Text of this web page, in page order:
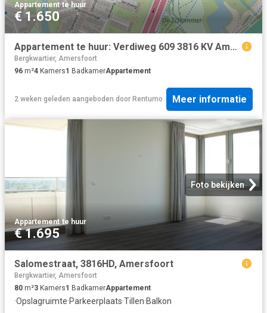
Appartement·te huur
€ 1.650
Appartement te huur: Verdiweg 609 3816 KV Amersfoort
Bergkwartier, Amersfoort
96 m²4 Kamers1 BadkamerAppartement
2 weken geleden aangeboden door Rentumo Meer informatie
Foto bekijken
Appartement·te huur
€ 1.695
Salomestraat, 3816HD, Amersfoort
Bergkwartier, Amersfoort
80 m²3 Kamers1 BadkamerAppartement
·Opslagruimte·Parkeerplaats·Tillen·Balkon